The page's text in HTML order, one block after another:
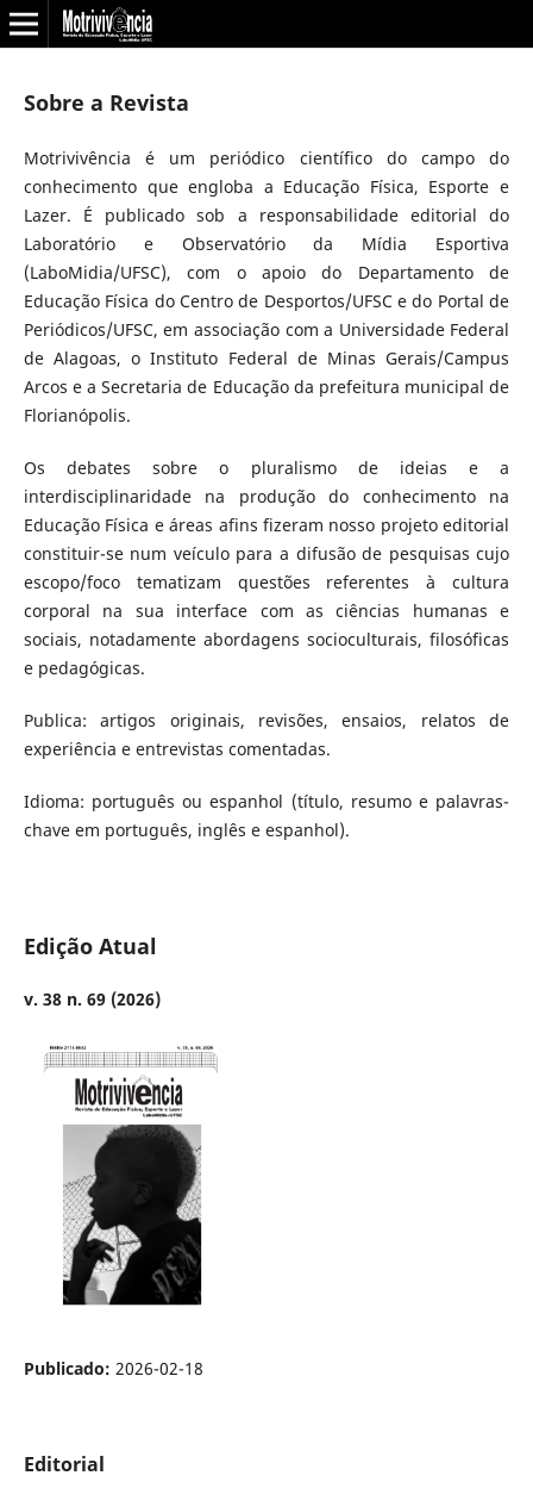
Sobre a Revista
Motrivivência é um periódico científico do campo do
conhecimento que engloba a Educação Física, Esporte e
Lazer. É publicado sob a responsabilidade editorial do
Laboratório e Observatório da Mídia Esportiva
(LaboMidia/UFSC), com o apoio do Departamento de
Educação Física do Centro de Desportos/UFSC e do Portal de
Periódicos/UFSC, em associação com a Universidade Federal
de Alagoas, o Instituto Federal de Minas Gerais/Campus
Arcos e a Secretaria de Educação da prefeitura municipal de
Florianópolis.
Os debates sobre o pluralismo de ideias e a
interdisciplinaridade na produção do conhecimento na
Educação Física e áreas afins fizeram nosso projeto editorial
constituir-se num veículo para a difusão de pesquisas cujo
escopo/foco tematizam questões referentes à cultura
corporal na sua interface com as ciências humanas e
sociais, notadamente abordagens socioculturais, filosóficas
e pedagógicas.
Publica: artigos originais, revisões, ensaios, relatos de
experiência e entrevistas comentadas.
Idioma: português ou espanhol (título, resumo e palavras-
chave em português, inglês e espanhol).
Edição Atual
v. 38 n. 69 (2026)
Publicado: 2026-02-18
Editorial